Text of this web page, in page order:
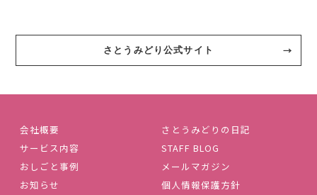
さとうみどり公式サイト
会社概要
サービス内容
おしごと事例
お知らせ
さとうみどりの日記
STAFF BLOG
メールマガジン
個人情報保護方針